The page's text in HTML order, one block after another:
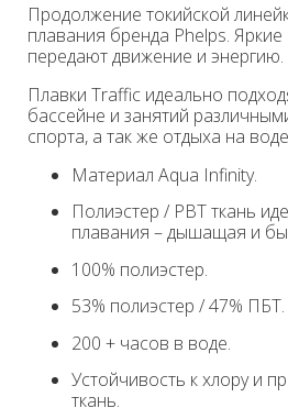
Продолжение токийской
плавания бренда Phelps.
передают движение и энергию.
Плавки Traffic идеально
бассейне и занятий
спорта, а так же отдыха на
Материал Aqua Infinity.
Полиэстер / PBT ткань
плавания – дышащая и
100% полиэстер.
53% полиэстер / 47% ПБТ.
200 + часов в воде.
Устойчивость к хлору и
ткань.